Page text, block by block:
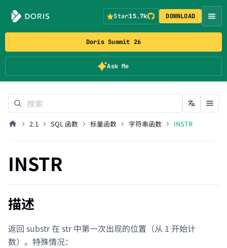
Doris Summit 26
Ask Me
Star15.7k DOWNLOAD
2.1 SQL 函数 标量函数 字符串函数 INSTR
INSTR
描述
返回 substr 在 str 中第一次出现的位置（从 1 开始计
数）。特殊情况：